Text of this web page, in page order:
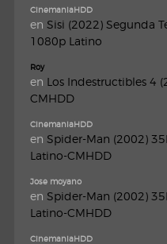
CinemaniaHDD
en Sisi (2022) Segunda
1080p Latino
Roy
en Los Indestructibles 4
CMHDD
CinemaniaHDD
en Spider-Man (2002)
Latino-CMHDD
Jose moyano
en Spider-Man (2002)
Latino-CMHDD
CinemaniaHDD